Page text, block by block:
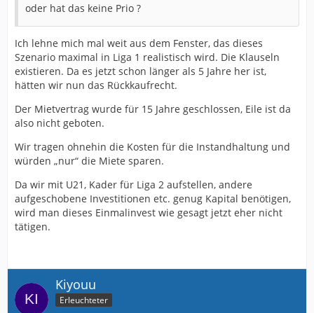
oder hat das keine Prio ?
Ich lehne mich mal weit aus dem Fenster, das dieses
Szenario maximal in Liga 1 realistisch wird. Die Klauseln
existieren. Da es jetzt schon länger als 5 Jahre her ist,
hätten wir nun das Rückkaufrecht.
Der Mietvertrag wurde für 15 Jahre geschlossen, Eile ist da
also nicht geboten.
Wir tragen ohnehin die Kosten für die Instandhaltung und
würden „nur“ die Miete sparen.
Da wir mit U21, Kader für Liga 2 aufstellen, andere
aufgeschobene Investitionen etc. genug Kapital benötigen,
wird man dieses Einmalinvest wie gesagt jetzt eher nicht
tätigen.
Kiyouu
Erleuchteter